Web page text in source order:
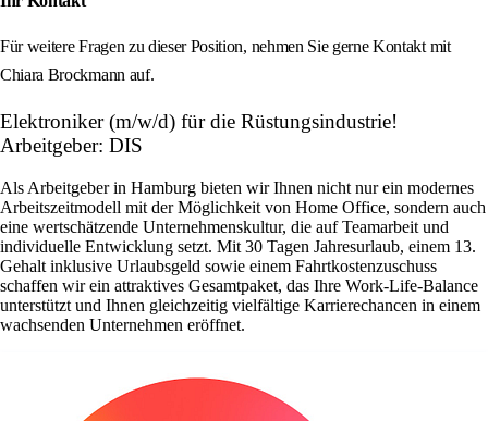
Für weitere Fragen zu dieser Position, nehmen Sie gerne Kontakt mit
Chiara Brockmann auf.
Elektroniker (m/w/d) für die Rüstungsindustrie!
Arbeitgeber: DIS
Als Arbeitgeber in Hamburg bieten wir Ihnen nicht nur ein modernes
Arbeitszeitmodell mit der Möglichkeit von Home Office, sondern auch
eine wertschätzende Unternehmenskultur, die auf Teamarbeit und
individuelle Entwicklung setzt. Mit 30 Tagen Jahresurlaub, einem 13.
Gehalt inklusive Urlaubsgeld sowie einem Fahrtkostenzuschuss
schaffen wir ein attraktives Gesamtpaket, das Ihre Work-Life-Balance
unterstützt und Ihnen gleichzeitig vielfältige Karrierechancen in einem
wachsenden Unternehmen eröffnet.